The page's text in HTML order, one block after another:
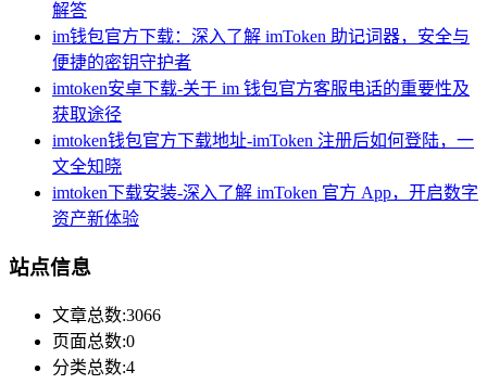
解答
im钱包官方下载：深入了解 imToken 助记词器，安全与
便捷的密钥守护者
imtoken安卓下载-关于 im 钱包官方客服电话的重要性及
获取途径
imtoken钱包官方下载地址-imToken 注册后如何登陆，一
文全知晓
imtoken下载安装-深入了解 imToken 官方 App，开启数字
资产新体验
站点信息
文章总数:3066
页面总数:0
分类总数:4